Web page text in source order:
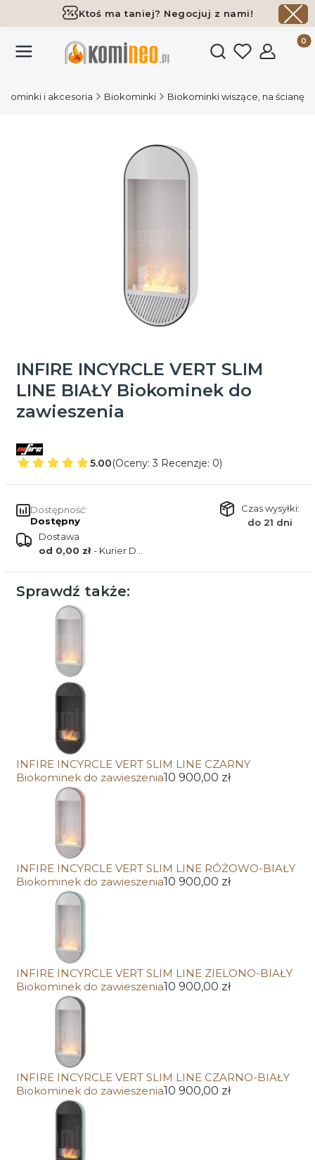
Ktoś ma taniej? Negocjuj z nami!
Darmowa dostawa już od 700 zł
Otwórz
Kominki i akcesoria Biokominki Biokominki wiszące, na ścianę
INFIRE INCYRCLE VERT SLIM
LINE BIAŁY Biokominek do
zawieszenia
5.00(Oceny: 3 Recenzje: 0)
Dostępność:
Dostępny
Czas wysyłki:
do 21 dni
Dostawa
od 0,00 zł- Kurier DPD
Sprawdź także:
INFIRE INCYRCLE VERT SLIM LINE CZARNY
Biokominek do zawieszenia10 900,00 zł
INFIRE INCYRCLE VERT SLIM LINE RÓŻOWO-BIAŁY
Biokominek do zawieszenia10 900,00 zł
INFIRE INCYRCLE VERT SLIM LINE ZIELONO-BIAŁY
Biokominek do zawieszenia10 900,00 zł
INFIRE INCYRCLE VERT SLIM LINE CZARNO-BIAŁY
Biokominek do zawieszenia10 900,00 zł